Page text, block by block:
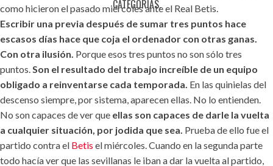
CATEGORÍAS.
como hicieron el pasado miércoles ante el Real Betis.
Escribir una previa después de sumar tres puntos hace
escasos días hace que coja el ordenador con otras ganas.
Con otra ilusión. Porque esos tres puntos no son sólo tres
puntos.Son el resultado del trabajo increíble de un equipo
obligado a reinventarse cada temporada. En las quinielas del
descenso siempre, por sistema, aparecen ellas. No lo entienden.
No son capaces de ver que ellas son capaces de darle la vuelta
a cualquier situación, por jodida que sea. Prueba de ello fue el
partido contra el Betis el miércoles. Cuando en la segunda parte
todo hacía ver que las sevillanas le iban a dar la vuelta al partido,